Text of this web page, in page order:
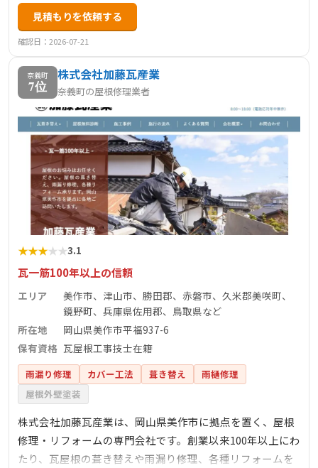
いに最善の配慮を施し、近隣住民の皆様に安心して見守っ
ていただけるよう心がけています。ベテランの職人が「1級
かわらぶき技能士」の資格を活かしながら、お客様のご要
望を真摯に受け止め、提供することが可能です。価格面で
は外部委託を極力行わず、中間マージンを抑えているた
め、施工費用の低価格化を実現しています。屋根以外にも
カバー工法、雨どい工事、雨漏り修理など、低価格で高品
質な施工を提供しています。
見積もりを依頼する
確認日：2026-07-21
奈義町
7位
株式会社加藤瓦産業
奈義町の屋根修理業者
★★★★★3.1
瓦一筋100年以上の信頼
エリア
美作市、津山市、勝田郡、赤磐市、久米郡美咲町、
鏡野町、兵庫県佐用郡、鳥取県など
所在地
岡山県美作市平福937-6
保有資格 瓦屋根工事技士在籍
雨漏り修理 カバー工法 葺き替え
雨樋修理
屋根外壁塗装
株式会社加藤瓦産業は、岡山県美作市に拠点を置く、屋根
修理・リフォームの専門会社です。創業以来100年以上にわ
たり、瓦屋根の葺き替えや雨漏り修理、各種リフォームを